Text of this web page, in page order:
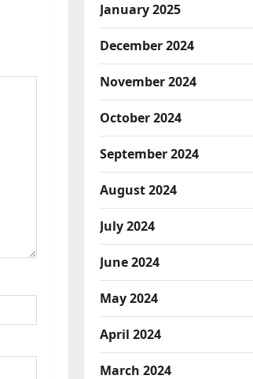
January 2025
December 2024
November 2024
October 2024
September 2024
August 2024
July 2024
June 2024
May 2024
April 2024
March 2024